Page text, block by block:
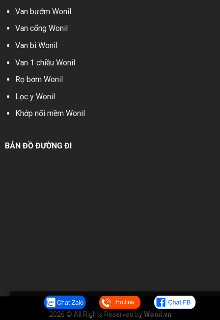
Van bướm Wonil
Van cổng Wonil
Van bi Wonil
Van 1 chiều Wonil
Rọ bơm Wonil
Lọc y Wonil
Khớp nối mềm Wonil
BẢN ĐỒ ĐƯỜNG ĐI
2026 © All Rights Reserved by Wonil.vn